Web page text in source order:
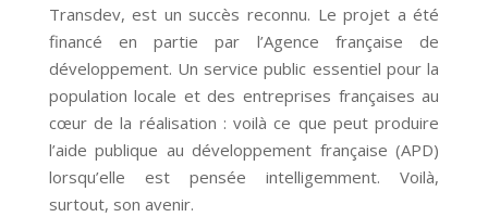
Transdev, est un succès reconnu. Le projet a été
financé en partie par l’Agence française de
développement. Un service public essentiel pour la
population locale et des entreprises françaises au
cœur de la réalisation : voilà ce que peut produire
l’aide publique au développement française (APD)
lorsqu’elle est pensée intelligemment. Voilà,
surtout, son avenir.